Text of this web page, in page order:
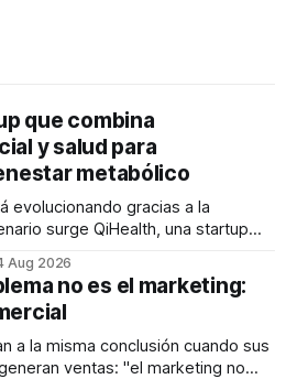
que combina
y salud para
metabólico
evolucionando gracias a la
surge QiHealth, una startup
inteligencia artificial y monitoreo
a las personas a tomar mejores
metabólica. Su propuesta busca
Aug 2026
no es el marketing:
a la misma conclusión cuando sus
ventas: "el marketing no